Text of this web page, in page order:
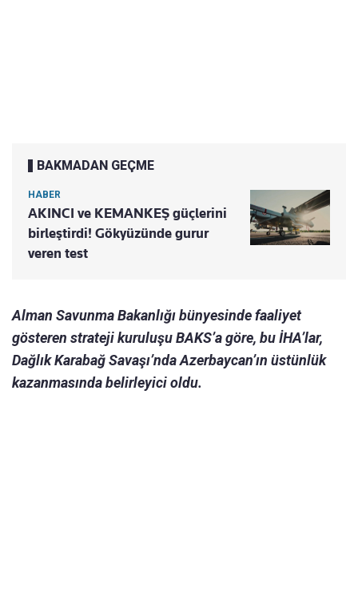
BAKMADAN GEÇME
HABER
AKINCI ve KEMANKEŞ güçlerini
birleştirdi! Gökyüzünde gurur
veren test
Alman Savunma Bakanlığı bünyesinde faaliyet
gösteren strateji kuruluşu BAKS’a göre, bu İHA’lar,
Dağlık Karabağ Savaşı’nda Azerbaycan’ın üstünlük
kazanmasında belirleyici oldu.